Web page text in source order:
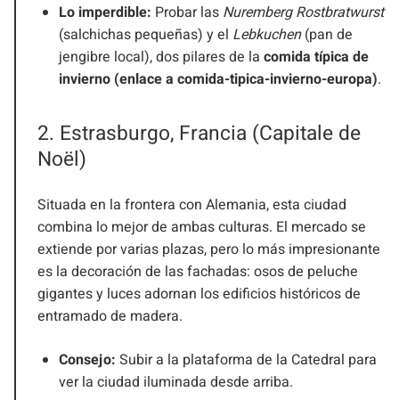
Lo imperdible: Probar las Nuremberg Rostbratwurst
(salchichas pequeñas) y el Lebkuchen(pan de
jengibre local), dos pilares de la comida típica de
invierno (enlace a comida-tipica-invierno-europa).
2. Estrasburgo, Francia (Capitale de
Noël)
Situada en la frontera con Alemania, esta ciudad
combina lo mejor de ambas culturas. El mercado se
extiende por varias plazas, pero lo más impresionante
es la decoración de las fachadas: osos de peluche
gigantes y luces adornan los edificios históricos de
entramado de madera.
Consejo: Subir a la plataforma de la Catedral para
ver la ciudad iluminada desde arriba.